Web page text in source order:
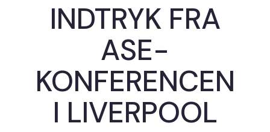
INDTRYK FRA
ASE-
KONFERENCEN
I LIVERPOOL